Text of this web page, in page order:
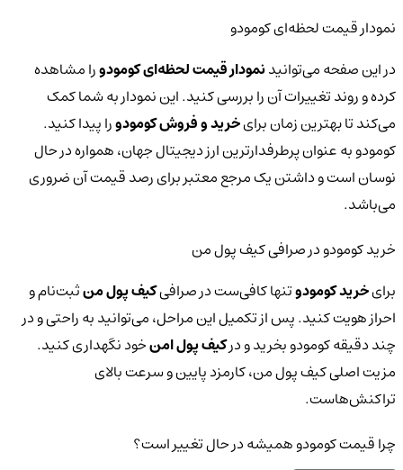
نمودار قیمت لحظه‌ای کومودو
در این صفحه می‌توانیدنمودار قیمت لحظه‌ای کومودورا مشاهده
کرده و روند تغییرات آن را بررسی کنید. این نمودار به شما کمک
می‌کند تا بهترین زمان برایخرید و فروش کومودورا پیدا کنید.
کومودو به عنوان پرطرفدارترین ارز دیجیتال جهان، همواره در حال
نوسان است و داشتن یک مرجع معتبر برای رصد قیمت آن ضروری
می‌باشد.
خرید کومودو در صرافی کیف پول من
برایخرید کومودوتنها کافی‌ست در صرافیکیف پول منثبت‌نام و
احراز هویت کنید. پس از تکمیل این مراحل، می‌توانید به راحتی و در
چند دقیقه کومودو بخرید و درکیف پول امنخود نگهداری کنید.
مزیت اصلی کیف پول من، کارمزد پایین و سرعت بالای
تراکنش‌هاست.
چرا قیمت کومودو همیشه در حال تغییر است؟